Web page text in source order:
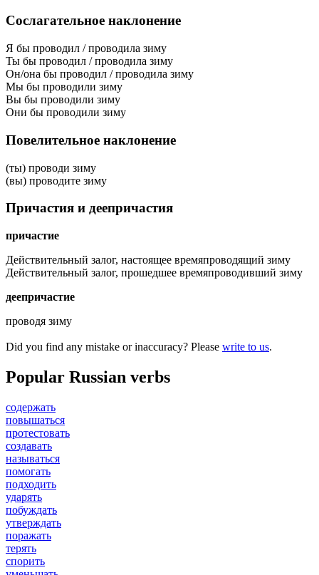
Сослагательное наклонение
Я бы проводил / проводила зиму
Ты бы проводил / проводила зиму
Он/она бы проводил / проводила зиму
Мы бы проводили зиму
Вы бы проводили зиму
Они бы проводили зиму
Повелительное наклонение
(ты) проводи зиму
(вы) проводите зиму
Причастия и деепричастия
причастие
Действительный залог, настоящее времяпроводящий зиму
Действительный залог, прошедшее времяпроводивший зиму
деепричастие
проводя зиму
Did you find any mistake or inaccuracy? Please write to us.
Popular Russian verbs
содержать
повышаться
протестовать
создавать
называться
помогать
подходить
ударять
побуждать
утверждать
поражать
терять
спорить